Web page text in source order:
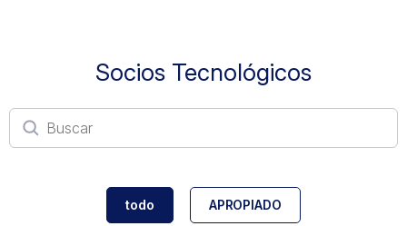
Socios Tecnológicos
todo APROPIADO